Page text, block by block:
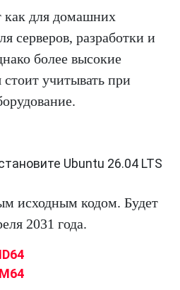
как для домашних
серверов, разработки и
более высокие
учитывать при
Ubuntu 26.04 LTS
исходным кодом. Будет
2031 года.